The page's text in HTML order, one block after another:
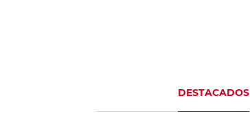
DESTACADOS